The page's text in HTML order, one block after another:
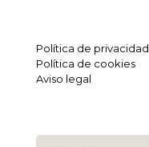
Política de privacidad
Política de cookies
Aviso legal